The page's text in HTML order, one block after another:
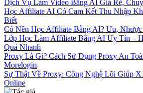
Dịch Vụ Làm Video Bằng AI Giá Rẻ,
Học Affiliate AI Có Cam Kết Thu Nhập
Biết
Có Nên Học Affiliate Bằng AI? Ưu,
Lớp Học Làm Affiliate Bằng AI Uy Tín –
Quả Nhanh
Proxy Là Gì? Cách Sử Dụng Proxy An
Morelogin
Sự Thật Về Proxy: Công Nghệ Lõi Giúp
Online